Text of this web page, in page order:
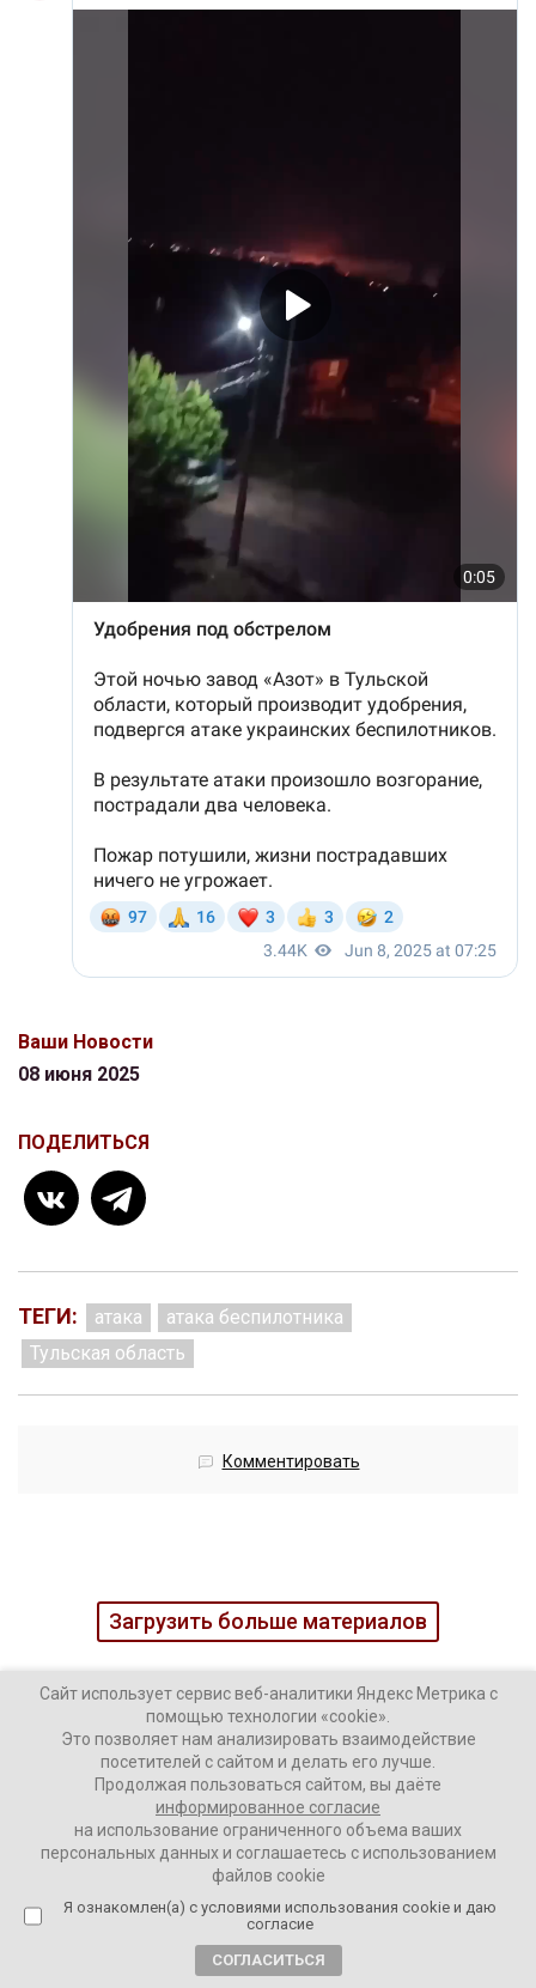
Ваши Новости
08 июня 2025
ПОДЕЛИТЬСЯ
ТЕГИ: атака
атака беспилотника
Тульская область
Комментировать
Загрузить больше материалов
Интервью
Актуальное
Аналитика
Сайт использует сервис веб-аналитики Яндекс Метрика с
помощью технологии «cookie».
Это позволяет нам анализировать взаимодействие
посетителей с сайтом и делать его лучше.
Продолжая пользоваться сайтом, вы даёте
информированное согласие
на использование ограниченного объема ваших
персональных данных и соглашаетесь с использованием
файлов cookie
Я ознакомлен(а) с условиями использования cookie и даю
согласие
СОГЛАСИТЬСЯ